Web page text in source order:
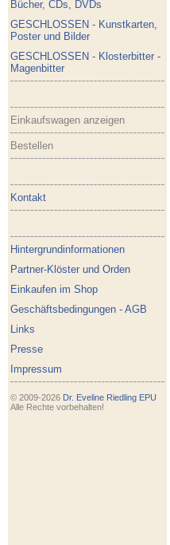
Bücher, CDs, DVDs
GESCHLOSSEN - Kunstkarten,
Poster und Bilder
GESCHLOSSEN - Klosterbitter -
Magenbitter
Einkaufswagen anzeigen
Bestellen
Kontakt
Hintergrundinformationen
Partner-Klöster und Orden
Einkaufen im Shop
Geschäftsbedingungen - AGB
Links
Presse
Impressum
© 2009-2026 Dr. Eveline Riedling EPU
Alle Rechte vorbehalten!